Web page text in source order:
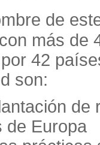
de
más de
42
son:
de
de Europa